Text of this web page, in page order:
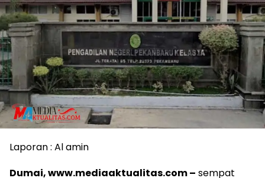
Laporan : Al amin
Dumai, www.mediaaktualitas.com – sempat